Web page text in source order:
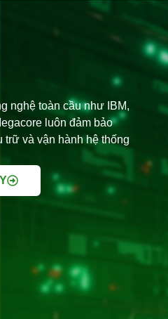
nghệ toàn cầu như IBM,
luôn đảm bảo
trữ và vận hành hệ thống